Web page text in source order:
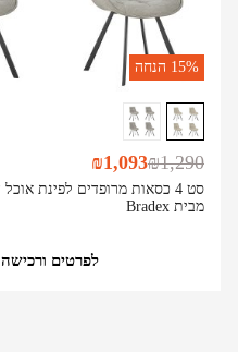
15% הנחה
מבית Bradex
₪1,290
₪1,093
לפרטים ורכישה